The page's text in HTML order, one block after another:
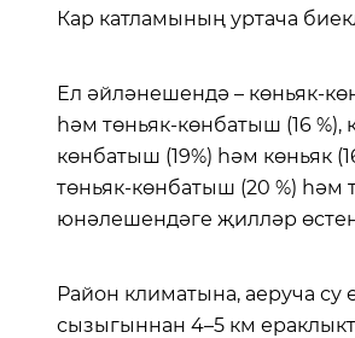
Кар катламының уртача
Ел әйләнешендә – көньяк-
һәм төньяк-көнбатыш (16
көнбатыш (19%) һәм көньяк
төньяк-көнбатыш (20 %) һәм
юнәлешендәге җилләр
Район климатына, аеруча су
сызыгыннан 4–5 км